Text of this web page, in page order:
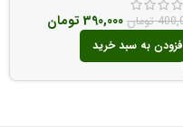
تومان 390,000 تومان
به سبد خرید